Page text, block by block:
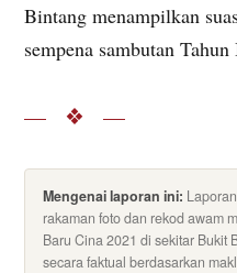
Bintang menampilkan
sempena sambutan
— ❖ —
Mengenai laporan ini:
rakaman foto dan rekod awam
Baru Cina 2021 di sekitar Bukit
secara faktual berdasarkan